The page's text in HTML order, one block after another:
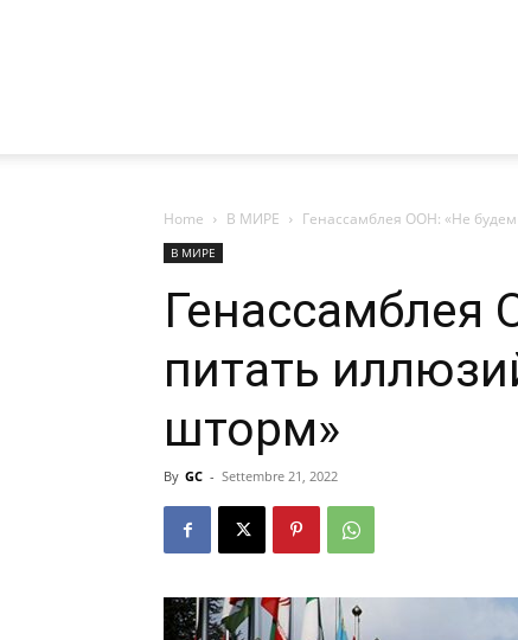
Home В МИРЕ Генассамблея ООН: «Не
В МИРЕ
Генассамблея
питать
шторм»
By GC - Settembre 21, 2022